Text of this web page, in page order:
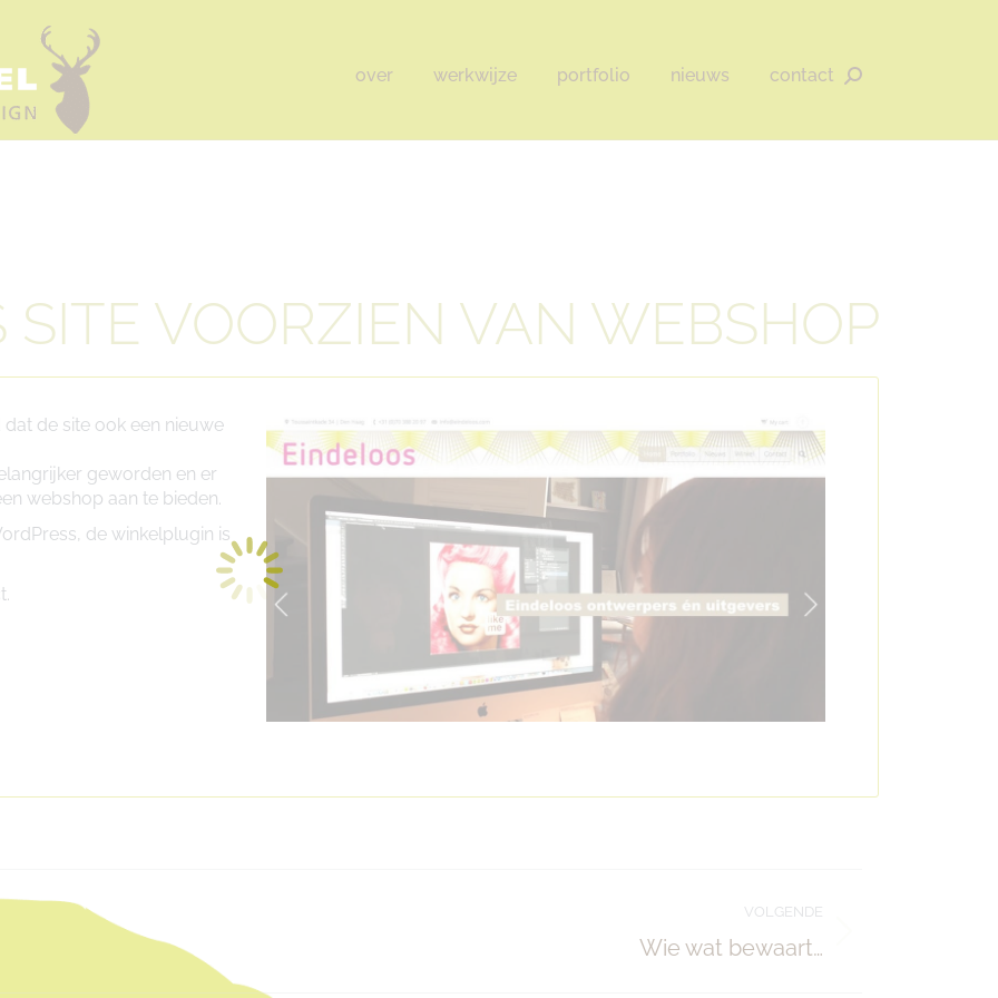
over werkwijze portfolio nieuws contact Zoeken:
SITE VOORZIEN VAN WEBSHOP
de site ook een nieuwe
geworden en er
webshop aan te bieden.
de winkelplugin is
VOLGENDE
Wie wat bewaart…